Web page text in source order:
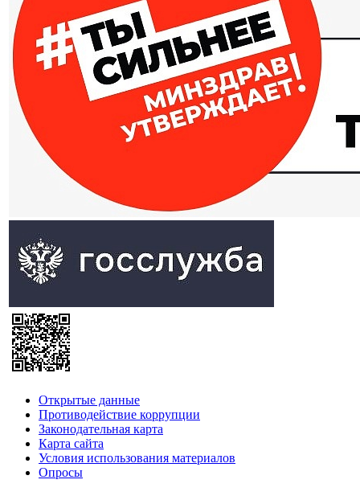
Открытые данные
Противодействие коррупции
Законодательная карта
Карта сайта
Условия использования материалов
Опросы